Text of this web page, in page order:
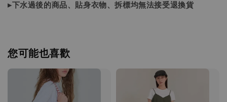
▸下水過後的商品、貼身衣物、拆標均無法接受退換貨
您可能也喜歡